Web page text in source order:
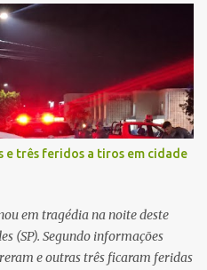
policial, o condutor estacionou o
portas estavam trancadas,
e se ausentou do local por
ajuda. Ao retornar, constatou
A vítima realizou buscas
localizar o veículo.
aproximadamente 10 anos
pelo local fazendo um forte ruído,
mecânico que o veículo
possui seguro e, segundo a
três feridos a tiros em cidade
em tragédia na noite deste
(SP). Segundo informações
e outras três ficaram feridas